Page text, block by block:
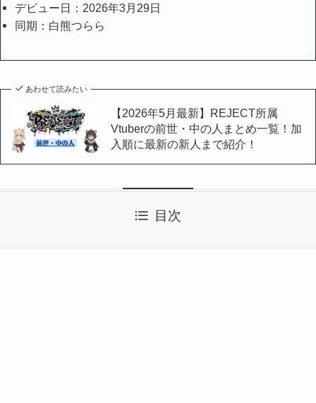
デビュー日：2026年3月29日
同期：白熊つらら
あわせて読みたい
【2026年5月最新】REJECT所属
Vtuberの前世・中の人まとめ一覧！加
入順に最新の新人まで紹介！
目次